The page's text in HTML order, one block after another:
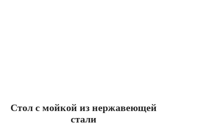
Стол с мойкой из нержавеющей
стали